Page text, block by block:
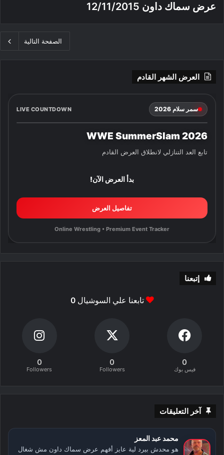
عرض سماك داون 12/11/2015
الصفحة التالية
العرض الشهر القادم
سمر سلام 2026 LIVE COUNTDOWN
WWE SummerSlam 2026
تابع العد التنازلي لانطلاق العرض القادم
بدأ العرض الآن!
تفاصيل العرض
Online Wrestling • Premium Event Tracker
إتبعنا
تابعنا علي السوشيال0
0
فيس بوك
0
Followers
0
Followers
آخر التعليقات
محمد عبد المعز
هو محدش بيرد لية عايز أفهم عرض سماك داون مش شغال